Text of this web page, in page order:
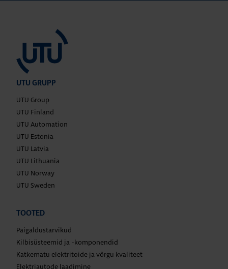
UTU GRUPP
UTU Group
UTU Finland
UTU Automation
UTU Estonia
UTU Latvia
UTU Lithuania
UTU Norway
UTU Sweden
TOOTED
Paigaldustarvikud
Kilbisüsteemid ja -komponendid
Katkematu elektritoide ja võrgu kvaliteet
Elektriautode laadimine